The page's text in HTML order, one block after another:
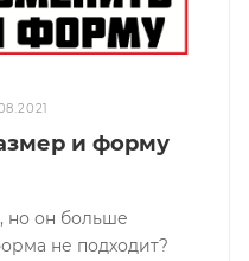
и форму
но он больше
не подходит?